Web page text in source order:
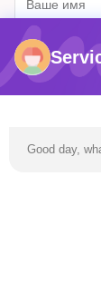
Good day,